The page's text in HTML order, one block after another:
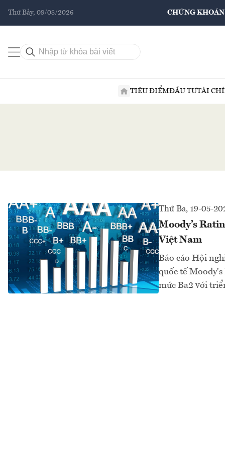
Thứ Bảy, 08/08/2026 CHỨNG KHOÁN
TIÊU ĐIỂMĐẦU TƯTÀI
Thứ Ba, 19-05-
Moody’s
Việt Nam
Báo cáo Hội
quốc tế
mức Ba2 với